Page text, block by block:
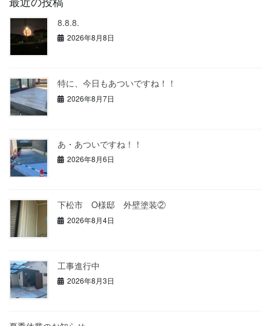
8.8.8.
2026年8月8日
特に、今日もあついですね！！
2026年8月7日
あ・あついですね！！
2026年8月6日
下松市 O様邸 外壁塗装②
2026年8月4日
工事進行中
2026年8月3日